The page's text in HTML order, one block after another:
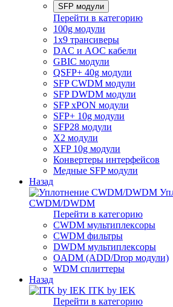
SFP модули
Перейти в категорию
100g модули
1x9 трансиверы
DAC и AOC кабели
GBIC модули
QSFP+ 40g модули
SFP CWDM модули
SFP DWDM модули
SFP xPON модули
SFP+ 10g модули
SFP28 модули
X2 модули
XFP 10g модули
Конвертеры интерфейсов
Медные SFP модули
Назад
CWDM/DWDM
Перейти в категорию
CWDM мультиплексоры
CWDM фильтры
DWDM мультиплексоры
OADM (ADD/Drop модули)
WDM сплиттеры
Назад
ITK by IEK
Перейти в категорию